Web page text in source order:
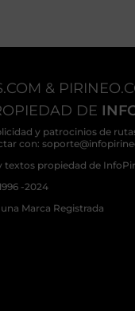
&
DE
y patrocinios de
con:
textos propiedad de
-2024
Marca Registrada